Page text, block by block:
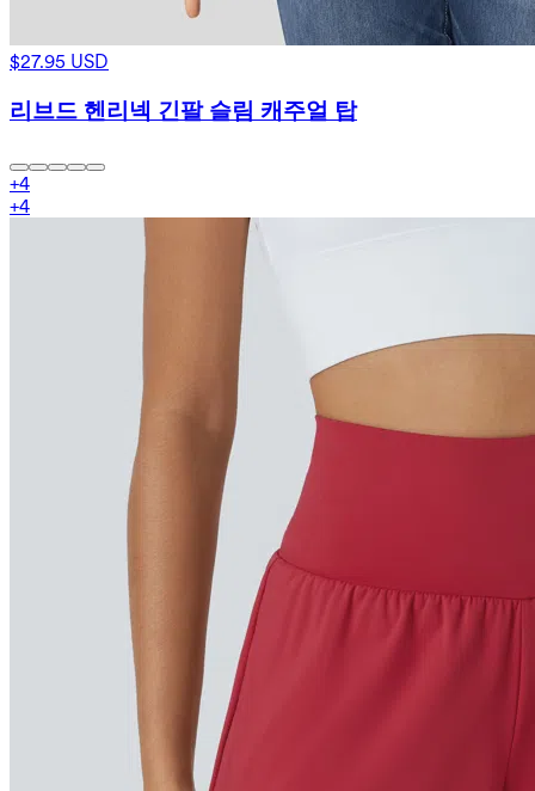
$27.95 USD
리브드 헨리넥 긴팔 슬림 캐주얼 탑
+4
+4